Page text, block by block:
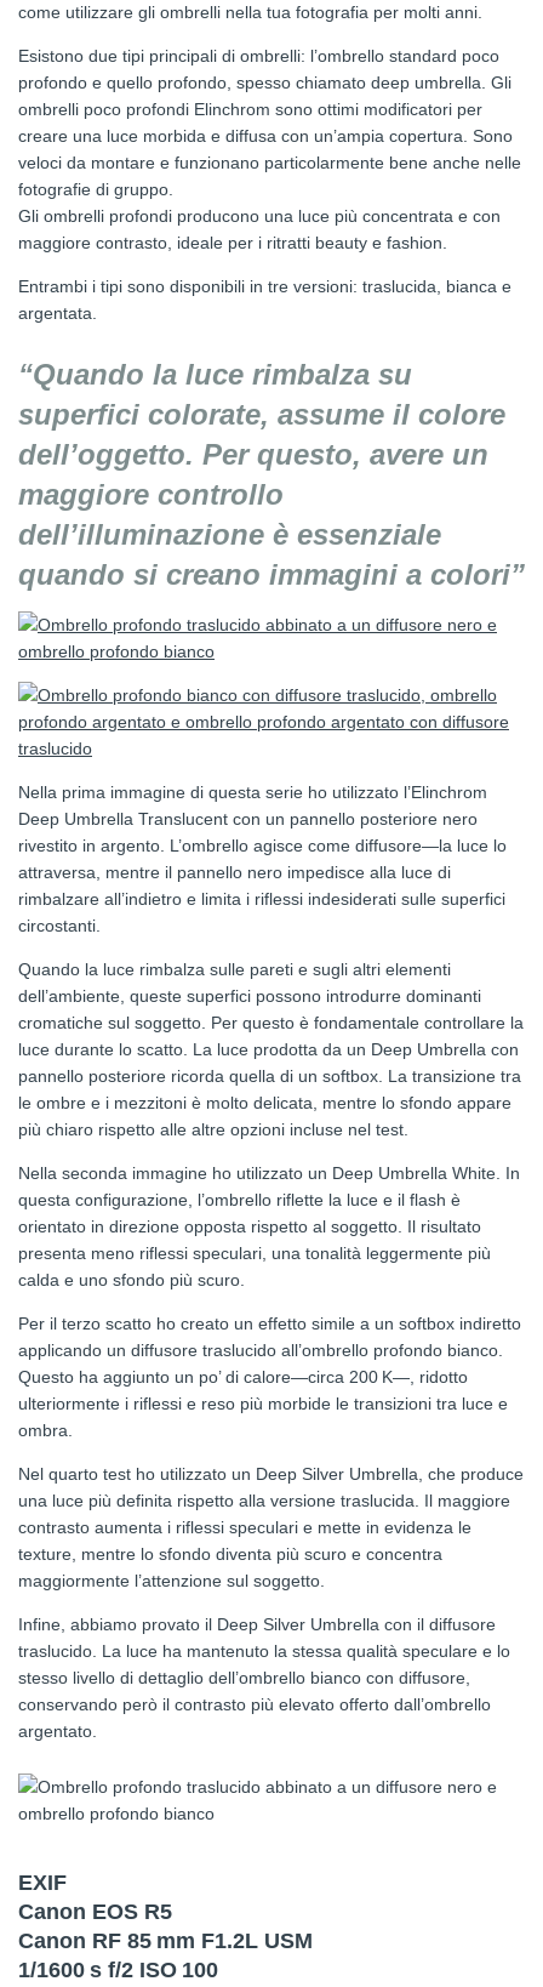
come utilizzare gli ombrelli nella tua fotografia per molti anni.
Esistono due tipi principali di ombrelli: l’ombrello standard poco
profondo e quello profondo, spesso chiamato deep umbrella. Gli
ombrelli poco profondi Elinchrom sono ottimi modificatori per
creare una luce morbida e diffusa con un’ampia copertura. Sono
veloci da montare e funzionano particolarmente bene anche nelle
fotografie di gruppo.
Gli ombrelli profondi producono una luce più concentrata e con
maggiore contrasto, ideale per i ritratti beauty e fashion.
Entrambi i tipi sono disponibili in tre versioni: traslucida, bianca e
argentata.
“Quando la luce rimbalza su
superfici colorate, assume il colore
dell’oggetto. Per questo, avere un
maggiore controllo
dell’illuminazione è essenziale
quando si creano immagini a colori”
Nella prima immagine di questa serie ho utilizzato l’Elinchrom
Deep Umbrella Translucent con un pannello posteriore nero
rivestito in argento. L’ombrello agisce come diffusore—la luce lo
attraversa, mentre il pannello nero impedisce alla luce di
rimbalzare all’indietro e limita i riflessi indesiderati sulle superfici
circostanti.
Quando la luce rimbalza sulle pareti e sugli altri elementi
dell’ambiente, queste superfici possono introdurre dominanti
cromatiche sul soggetto. Per questo è fondamentale controllare la
luce durante lo scatto. La luce prodotta da un Deep Umbrella con
pannello posteriore ricorda quella di un softbox. La transizione tra
le ombre e i mezzitoni è molto delicata, mentre lo sfondo appare
più chiaro rispetto alle altre opzioni incluse nel test.
Nella seconda immagine ho utilizzato un Deep Umbrella White. In
questa configurazione, l’ombrello riflette la luce e il flash è
orientato in direzione opposta rispetto al soggetto. Il risultato
presenta meno riflessi speculari, una tonalità leggermente più
calda e uno sfondo più scuro.
Per il terzo scatto ho creato un effetto simile a un softbox indiretto
applicando un diffusore traslucido all’ombrello profondo bianco.
Questo ha aggiunto un po’ di calore—circa 200 K—, ridotto
ulteriormente i riflessi e reso più morbide le transizioni tra luce e
ombra.
Nel quarto test ho utilizzato un Deep Silver Umbrella, che produce
una luce più definita rispetto alla versione traslucida. Il maggiore
contrasto aumenta i riflessi speculari e mette in evidenza le
texture, mentre lo sfondo diventa più scuro e concentra
maggiormente l’attenzione sul soggetto.
Infine, abbiamo provato il Deep Silver Umbrella con il diffusore
traslucido. La luce ha mantenuto la stessa qualità speculare e lo
stesso livello di dettaglio dell’ombrello bianco con diffusore,
conservando però il contrasto più elevato offerto dall’ombrello
argentato.
EXIF
Canon EOS R5
Canon RF 85 mm F1.2L USM
1/1600 s f/2 ISO 100